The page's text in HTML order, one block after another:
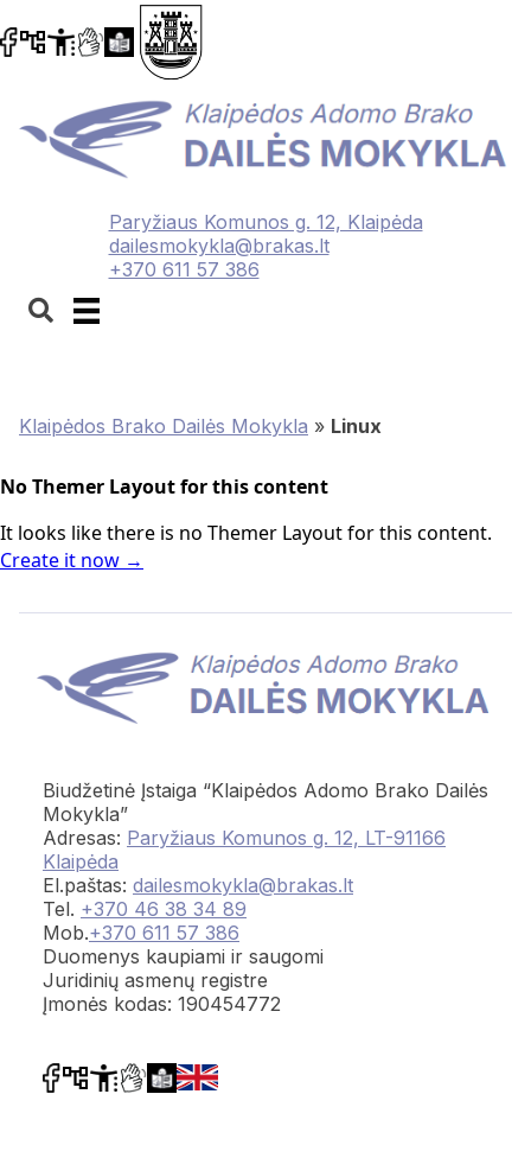
Paryžiaus Komunos g. 12, Klaipėda
dailesmokykla@brakas.lt
+370 611 57 386
Klaipėdos Brako Dailės Mokykla » Linux
No Themer Layout for this content
It looks like there is no Themer Layout for this content.
Create it now →
Biudžetinė Įstaiga “Klaipėdos Adomo Brako Dailės
Mokykla”
Adresas: Paryžiaus Komunos g. 12, LT-91166
Klaipėda
El.paštas: dailesmokykla@brakas.lt
Tel. +370 46 38 34 89
Mob.+370 611 57 386
Duomenys kaupiami ir saugomi
Juridinių asmenų registre
Įmonės kodas: 190454772